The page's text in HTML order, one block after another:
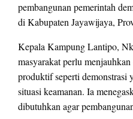
pembangunan pemerintah
di Kabupaten Jayawijaya,
Kepala Kampung Lantipo,
masyarakat perlu
produktif seperti demonstrasi
situasi keamanan. Ia
dibutuhkan agar